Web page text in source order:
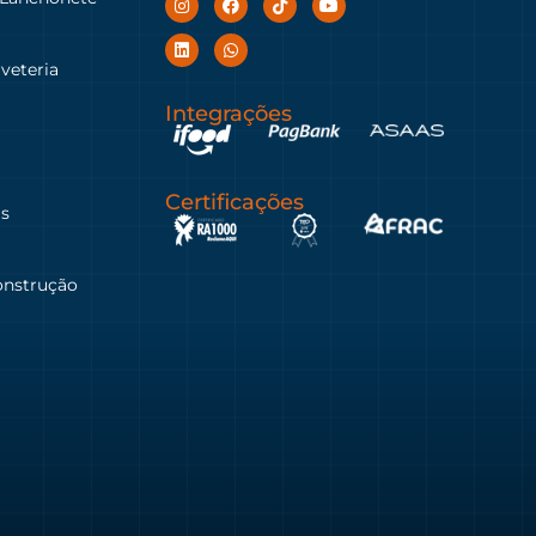
Integrações
Certificações